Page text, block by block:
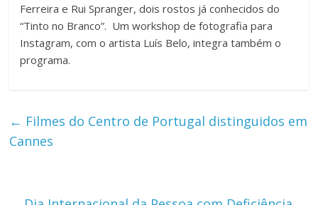
Ferreira e Rui Spranger, dois rostos já conhecidos do
“Tinto no Branco”. Um workshop de fotografia para
Instagram, com o artista Luís Belo, integra também o
programa.
← Filmes do Centro de Portugal distinguidos em
Cannes